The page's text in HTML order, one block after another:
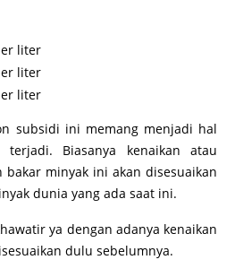
liter
liter
liter
subsidi ini memang menjadi hal
Biasanya kenaikan atau
minyak ini akan disesuaikan
dunia yang ada saat ini.
ya dengan adanya kenaikan
dulu sebelumnya.